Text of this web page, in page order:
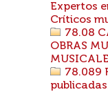
Expertos
Críticos
78.08
OBRAS
78.089